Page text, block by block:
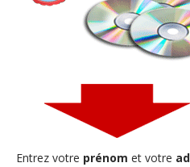
Entrez votre prénom et votre